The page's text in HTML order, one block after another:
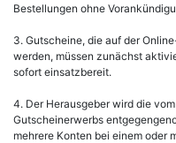
Bestellungen ohne
3. Gutscheine, die auf der
werden, müssen zunächst
sofort einsatzbereit.
4. Der Herausgeber wird die
Gutscheinerwerbs
mehrere Konten bei einem oder